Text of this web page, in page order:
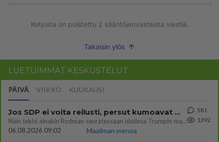
Ketjusta on poistettu 2 sääntöjenvastaista viestiä.
Takaisin ylös
LUETUIMMAT KESKUSTELUT
PÄIVÄ VIIKKO KUUKAUSI
Jos SDP ei voita reilusti, persut kumoavat demokratian Suomesta
Näin tekisi ainakin Rydman seuratessaan idolinsa Trumpin mallia https://www.is.fi/politiikka/art-2000012187244.html
06.08.2026 09:02
Maailman menoa
581
1392